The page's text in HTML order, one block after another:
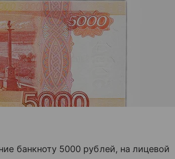
банкноту 5000 рублей, на лицевой